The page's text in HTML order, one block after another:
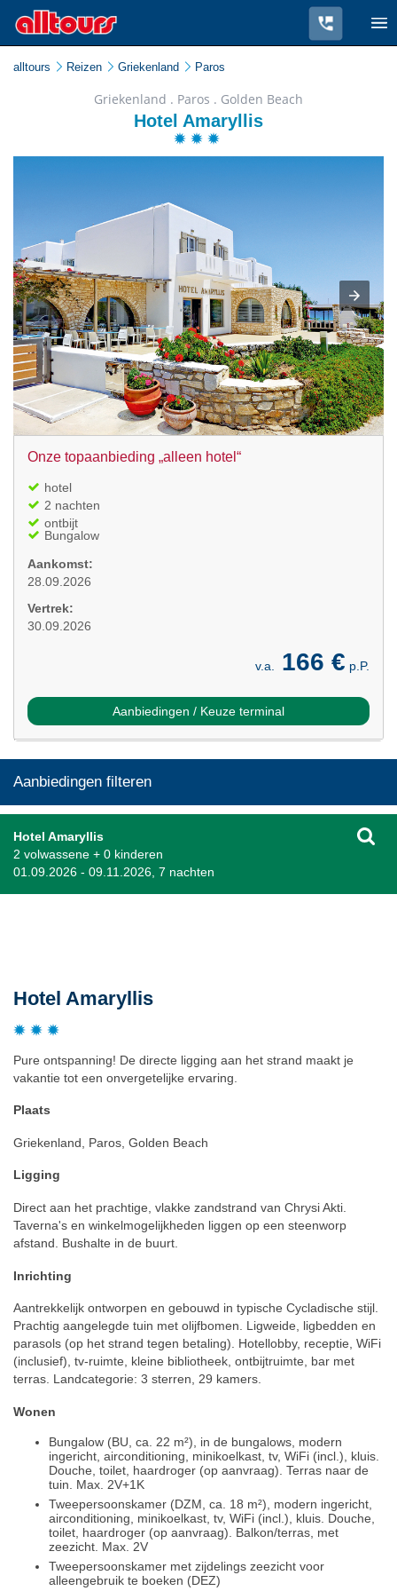
alltours Reizen Griekenland Paros
Griekenland . Paros . Golden Beach
Hotel Amaryllis
Onze topaanbieding „alleen hotel“
hotel
2 nachten
ontbijt
Bungalow
Aankomst:
28.09.2026
Vertrek:
30.09.2026
v.a. 166 € p.P.
Aanbiedingen / Keuze terminal
Aanbiedingen filteren
Hotel Amaryllis
2 volwassene + 0 kinderen
01.09.2026 - 09.11.2026, 7 nachten
Hotel Amaryllis
Pure ontspanning! De directe ligging aan het strand maakt je
vakantie tot een onvergetelijke ervaring.
Plaats
Griekenland, Paros, Golden Beach
Ligging
Direct aan het prachtige, vlakke zandstrand van Chrysi Akti.
Taverna's en winkelmogelijkheden liggen op een steenworp
afstand. Bushalte in de buurt.
Inrichting
Aantrekkelijk ontworpen en gebouwd in typische Cycladische stijl.
Prachtig aangelegde tuin met olijfbomen. Ligweide, ligbedden en
parasols (op het strand tegen betaling). Hotellobby, receptie, WiFi
(inclusief), tv-ruimte, kleine bibliotheek, ontbijtruimte, bar met
terras. Landcategorie: 3 sterren, 29 kamers.
Wonen
Bungalow (BU, ca. 22 m²), in de bungalows, modern
ingericht, airconditioning, minikoelkast, tv, WiFi (incl.), kluis.
Douche, toilet, haardroger (op aanvraag). Terras naar de
tuin. Max. 2V+1K
Tweepersoonskamer (DZM, ca. 18 m²), modern ingericht,
airconditioning, minikoelkast, tv, WiFi (incl.), kluis. Douche,
toilet, haardroger (op aanvraag). Balkon/terras, met
zeezicht. Max. 2V
Tweepersoonskamer met zijdelings zeezicht voor
alleengebruik te boeken (DEZ)